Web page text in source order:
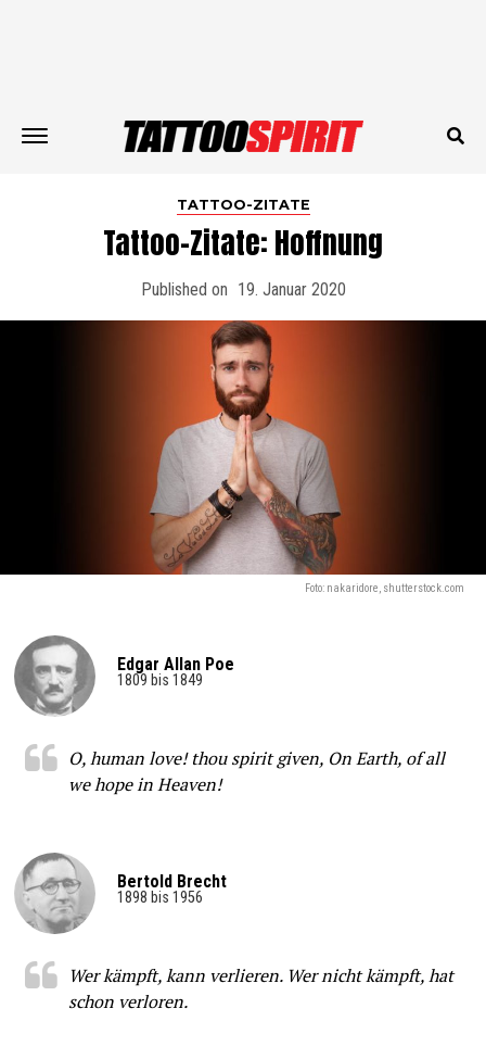
TATTOO-ZITATE
Tattoo-Zitate: Hoffnung
Published on 19. Januar 2020
Foto: nakaridore, shutterstock.com
Edgar Allan Poe
1809 bis 1849
O, human love! thou spirit given, On Earth, of all
we hope in Heaven!
Bertold Brecht
1898 bis 1956
Wer kämpft, kann verlieren. Wer nicht kämpft, hat
schon verloren.